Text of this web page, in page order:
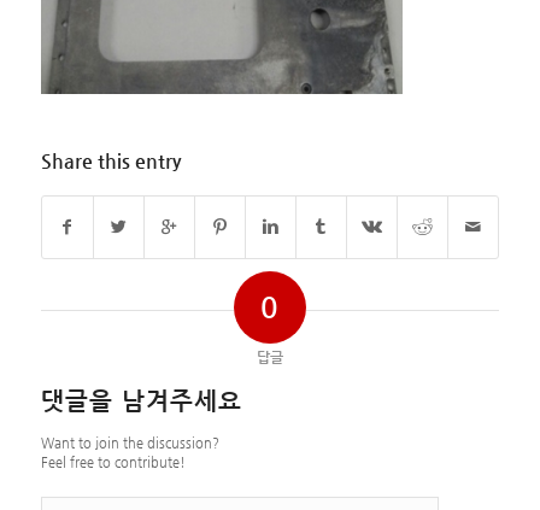
Share this entry
0
답글
댓글을 남겨주세요
Want to join the discussion?
Feel free to contribute!